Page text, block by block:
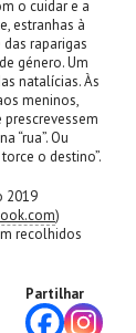
o cuidar e a
estranhas à
raparigas
género. Um
natalícias. Às
meninos,
“rua”. Ou
o destino”.
2019
)
recolhidos
Partilhar